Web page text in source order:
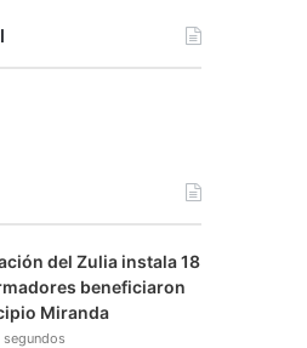
r
a
m
a
m
del Zulia instala 18
beneficiaron
Miranda
segundos